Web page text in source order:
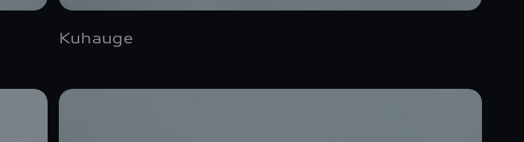
Kuhauge